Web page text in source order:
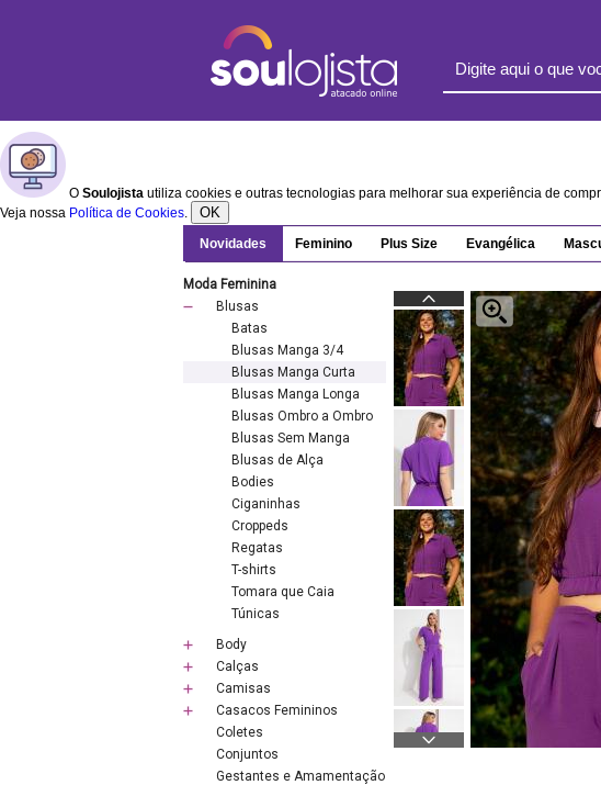
O Soulojista utiliza cookies e outras tecnologias para melhorar sua experiência de
Veja nossa Política de Cookies. OK
Novidades Feminino Plus Size Evangélica
Moda Feminina
Blusas
Batas
Blusas Manga 3/4
Blusas Manga Curta
Blusas Manga Longa
Blusas Ombro a Ombro
Blusas Sem Manga
Blusas de Alça
Bodies
Ciganinhas
Croppeds
Regatas
T-shirts
Tomara que Caia
Túnicas
Body
Calças
Camisas
Casacos Femininos
Coletes
Conjuntos
Gestantes e Amamentação